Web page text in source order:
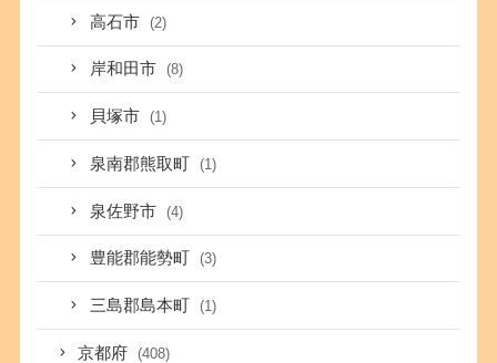
高石市 (2)
岸和田市 (8)
貝塚市 (1)
泉南郡熊取町 (1)
泉佐野市 (4)
豊能郡能勢町 (3)
三島郡島本町 (1)
京都府 (408)